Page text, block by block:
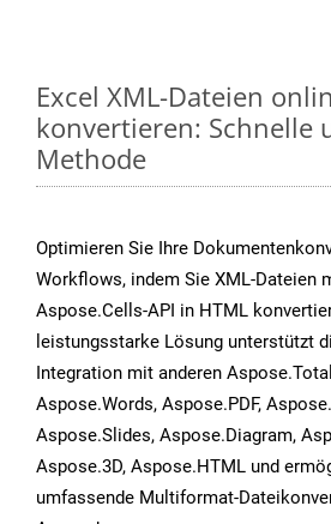
Excel XML-Dateien
konvertieren: Schnelle
Methode
Optimieren Sie Ihre
Workflows, indem Sie XML-Dateien
Aspose.Cells-API in HTML
leistungsstarke Lösung unterstützt
Integration mit anderen
Aspose.Words, Aspose.PDF,
Aspose.Slides, Aspose.Diagram,
Aspose.3D, Aspose.HTML und
umfassende Multiformat-